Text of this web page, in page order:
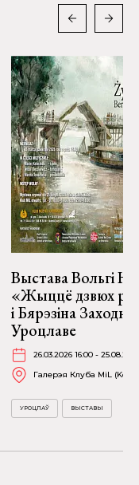
Выстава Вольгі
«Жыццё дзвюх
і Бярэзіна
Уроцлаве
26.03.2026 16:00 -
Галерэя Клуба MiL
УРОЦЛАЎ ВЫСТАВЫ